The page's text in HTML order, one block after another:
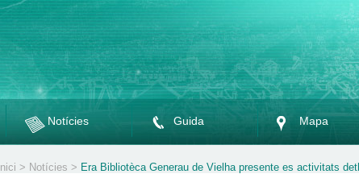
Notícies Guida Mapa
Inici > Notícies > Era Bibliotèca Generau de Vielha presente es activitats